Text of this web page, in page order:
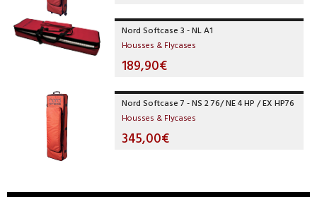
Nord Softcase 3 - NL A1
Housses & Flycases
189,90€
Nord Softcase 7 - NS 2 76/ NE 4 HP / EX HP76
Housses & Flycases
345,00€